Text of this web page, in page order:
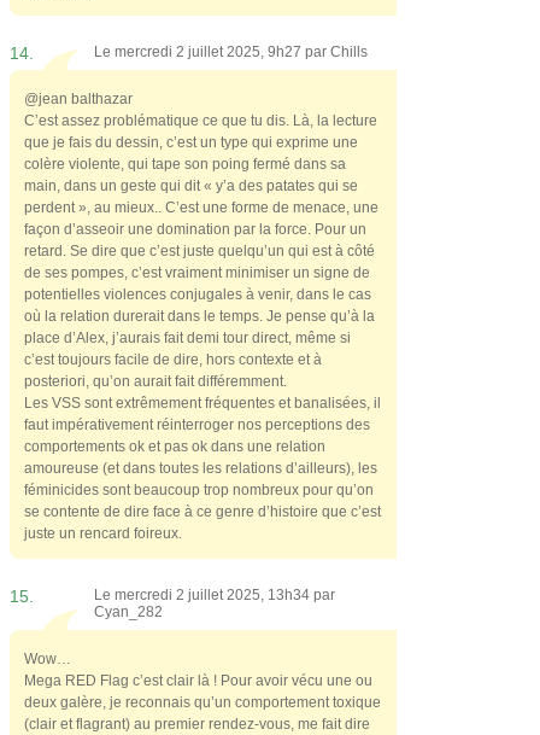
14. Le mercredi 2 juillet 2025, 9h27 par Chills
@jean balthazar
C’est assez problématique ce que tu dis. Là, la lecture
que je fais du dessin, c’est un type qui exprime une
colère violente, qui tape son poing fermé dans sa
main, dans un geste qui dit « y’a des patates qui se
perdent », au mieux.. C’est une forme de menace, une
façon d’asseoir une domination par la force. Pour un
retard. Se dire que c’est juste quelqu’un qui est à côté
de ses pompes, c’est vraiment minimiser un signe de
potentielles violences conjugales à venir, dans le cas
où la relation durerait dans le temps. Je pense qu’à la
place d’Alex, j’aurais fait demi tour direct, même si
c’est toujours facile de dire, hors contexte et à
posteriori, qu’on aurait fait différemment.
Les VSS sont extrêmement fréquentes et banalisées, il
faut impérativement réinterroger nos perceptions des
comportements ok et pas ok dans une relation
amoureuse (et dans toutes les relations d’ailleurs), les
féminicides sont beaucoup trop nombreux pour qu’on
se contente de dire face à ce genre d’histoire que c’est
juste un rencard foireux.
15.
Le mercredi 2 juillet 2025, 13h34 par
Cyan_282
Wow…
Mega RED Flag c’est clair là ! Pour avoir vécu une ou
deux galère, je reconnais qu’un comportement toxique
(clair et flagrant) au premier rendez-vous, me fait dire